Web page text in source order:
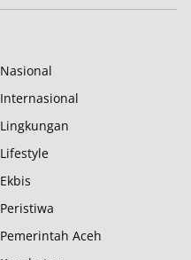
Nasional
Internasional
Lingkungan
Lifestyle
Ekbis
Peristiwa
Pemerintah Aceh